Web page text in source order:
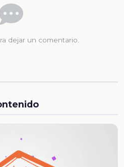
dejar un comentario.